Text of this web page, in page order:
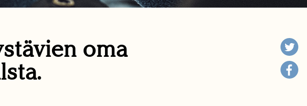
oma